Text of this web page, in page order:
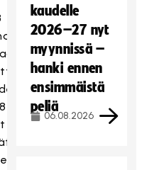
kaudelle
2026–27 nyt
myynnissä –
hanki ennen
ensimmäistä
peliä
06.08.2026